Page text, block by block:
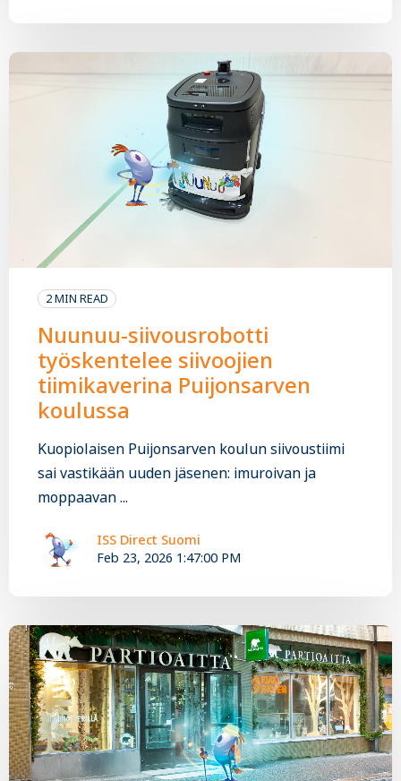
2 MIN READ
Nuunuu-siivousrobotti
työskentelee siivoojien
tiimikaverina Puijonsarven
koulussa
Kuopiolaisen Puijonsarven koulun siivoustiimi
sai vastikään uuden jäsenen: imuroivan ja
moppaavan ...
ISS Direct Suomi
Feb 23, 2026 1:47:00 PM